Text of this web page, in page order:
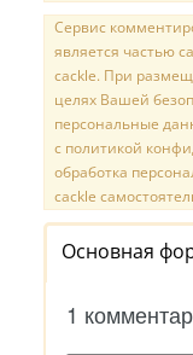
Сервис
является частью
cackle. При
целях Вашей
персональные
с политикой
обработка
cackle
Основная
1